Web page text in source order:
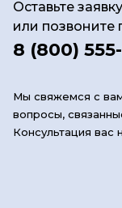
Оставьте
или позвоните
8 (800)
Мы свяжемся с
вопросы,
Консультация вас